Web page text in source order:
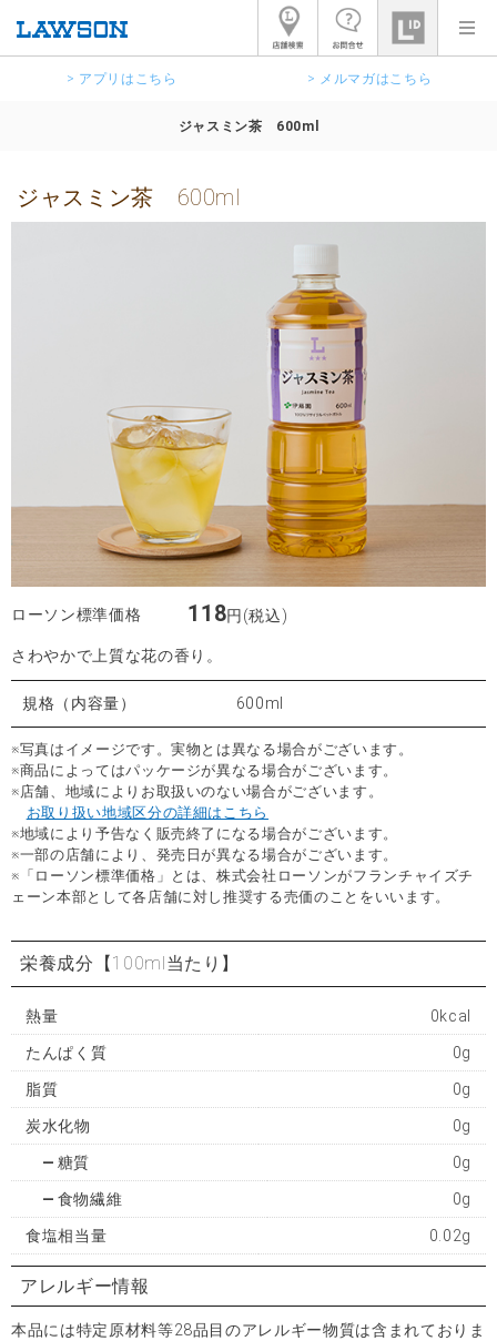
> アプリはこちら > メルマガはこちら
ジャスミン茶 600ml
ジャスミン茶 600ml
ローソン標準価格 118円(税込)
さわやかで上質な花の香り。
規格（内容量） 600ml
※写真はイメージです。実物とは異なる場合がございます。
※商品によってはパッケージが異なる場合がございます。
※店舗、地域によりお取扱いのない場合がございます。
お取り扱い地域区分の詳細はこちら
※地域により予告なく販売終了になる場合がございます。
※一部の店舗により、発売日が異なる場合がございます。
※「ローソン標準価格」とは、株式会社ローソンがフランチャイズチ
ェーン本部として各店舗に対し推奨する売価のことをいいます。
栄養成分 【100ml当たり】
熱量 0kcal
たんぱく質 0g
脂質 0g
炭水化物 0g
糖質 0g
食物繊維 0g
食塩相当量 0.02g
アレルギー情報
本品には特定原材料等28品目のアレルギー物質は含まれておりま